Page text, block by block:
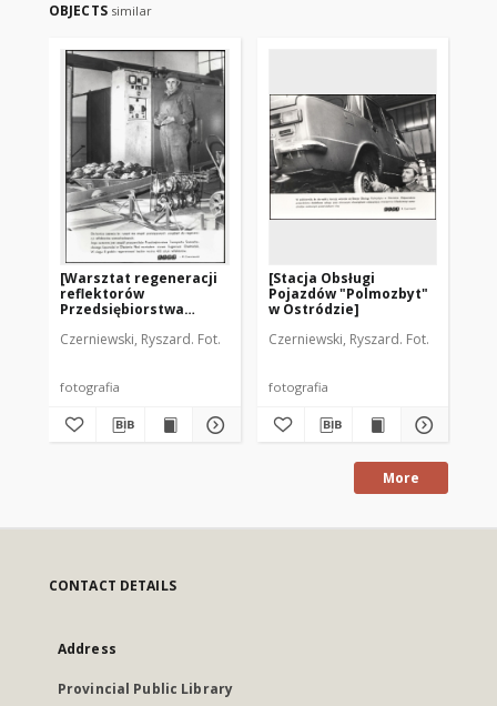
OBJECTS similar
[Warsztat regeneracji
reflektorów
Przedsiębiorstwa
Samochodowego
Czerniewski, Ryszard. Fot.
fotografia
[Stacja Obsługi
Pojazdów "Polmozbyt"
w Ostródzie]
Czerniewski, Ryszard. Fot.
fotografia
More
CONTACT DETAILS
Address
Provincial Public Library